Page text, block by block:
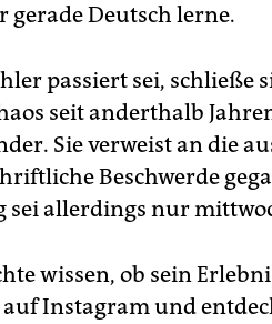
gerade Deutsch lerne.
passiert sei, schließe
seit anderthalb
Sie verweist an die
Beschwerde
sei allerdings nur
wissen, ob sein
auf Instagram und